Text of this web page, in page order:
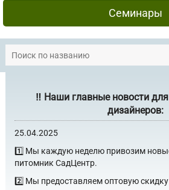
Семинары
‼️ Наши главные новости
дизайнеров:
25.04.2025
1️⃣ Мы каждую неделю привозим
питомник СадЦентр.
2️⃣ Мы предоставляем оптовую